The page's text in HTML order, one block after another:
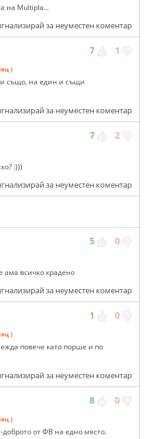
на Multipla...
за неуместен коментар
7 1
)
и също, на един и същи
за неуместен коментар
7 2
:)))
за неуместен коментар
5 0
ама всичко крадено
за неуместен коментар
1 0
)
повече като порше и по
за неуместен коментар
8 0
)
от ФВ на едно място.